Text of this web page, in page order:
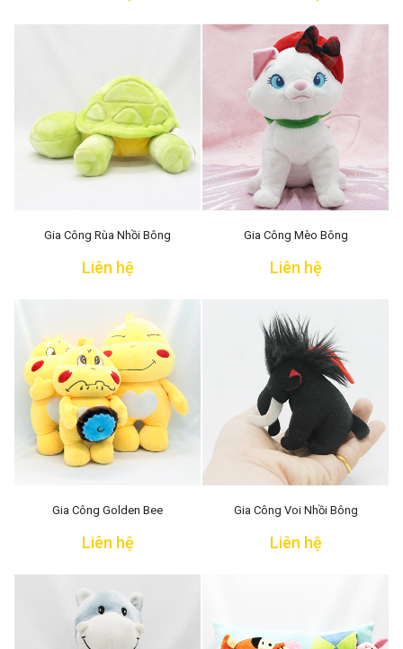
Gia Công Rùa Nhồi Bông
Liên hệ
Gia Công Mèo Bông
Liên hệ
Gia Công Golden Bee
Liên hệ
Gia Công Voi Nhồi Bông
Liên hệ